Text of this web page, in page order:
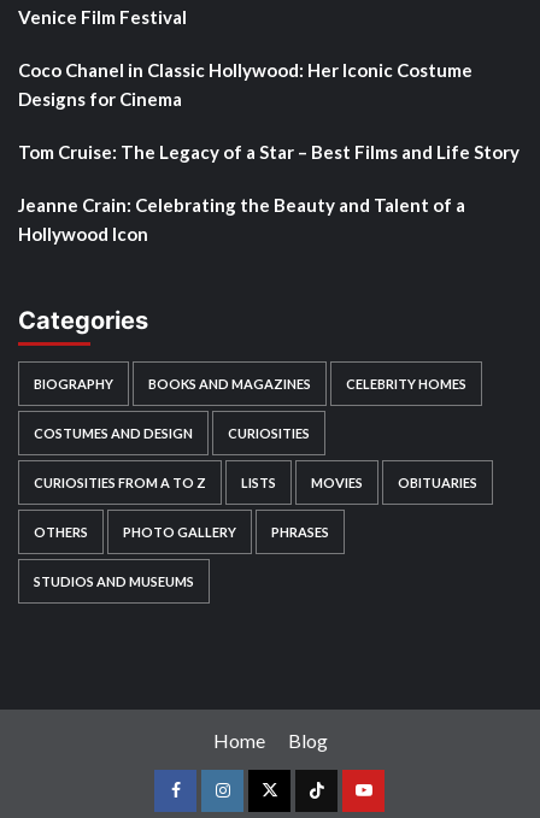
Venice Film Festival
Coco Chanel in Classic Hollywood: Her Iconic Costume
Designs for Cinema
Tom Cruise: The Legacy of a Star – Best Films and Life Story
Jeanne Crain: Celebrating the Beauty and Talent of a
Hollywood Icon
Categories
BIOGRAPHY BOOKS AND MAGAZINES CELEBRITY HOMES
COSTUMES AND DESIGN CURIOSITIES
CURIOSITIES FROM A TO Z LISTS MOVIES OBITUARIES
OTHERS PHOTO GALLERY PHRASES
STUDIOS AND MUSEUMS
Home Blog